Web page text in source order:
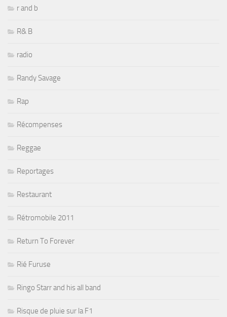
r and b
R& B
radio
Randy Savage
Rap
Récompenses
Reggae
Reportages
Restaurant
Rétromobile 2011
Return To Forever
Rié Furuse
Ringo Starr and his all band
Risque de pluie sur la F1